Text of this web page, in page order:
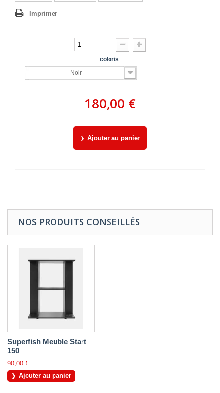
Imprimer
coloris
Noir
180,00 €
Ajouter au panier
NOS PRODUITS CONSEILLÉS
Superfish Meuble Start
150
90,00 €
Ajouter au panier